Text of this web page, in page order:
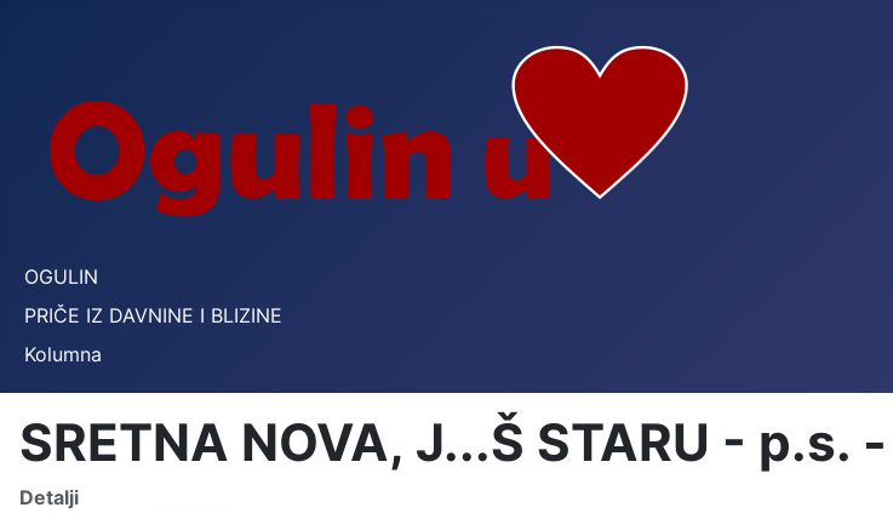
OGULIN
PRIČE IZ DAVNINE I BLIZINE
Kolumna
SRETNA NOVA, J...Š STARU -
Detalji